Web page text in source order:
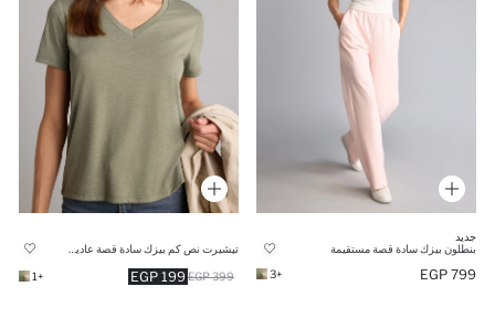
جديد
بنطلون بيزك سادة قصة مستقيمة
799 EGP
+3
199 EGP 399 EGP
+1